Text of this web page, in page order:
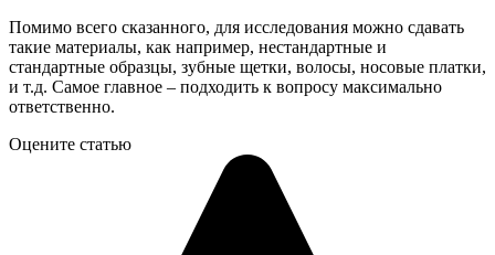
Помимо всего сказанного, для исследования можно сдавать
такие материалы, как например, нестандартные и
стандартные образцы, зубные щетки, волосы, носовые платки,
и т.д. Самое главное – подходить к вопросу максимально
ответственно.
Оцените статью